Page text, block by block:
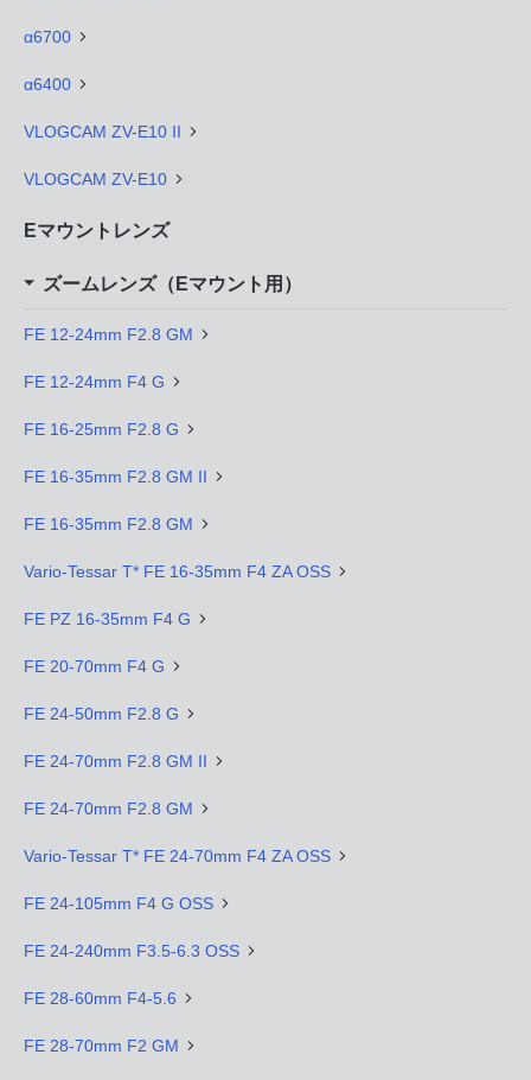
α6700
α6400
VLOGCAM ZV-E10 II
VLOGCAM ZV-E10
Eマウントレンズ
ズームレンズ（Eマウント用）
FE 12-24mm F2.8 GM
FE 12-24mm F4 G
FE 16-25mm F2.8 G
FE 16-35mm F2.8 GM II
FE 16-35mm F2.8 GM
Vario-Tessar T* FE 16-35mm F4 ZA OSS
FE PZ 16-35mm F4 G
FE 20-70mm F4 G
FE 24-50mm F2.8 G
FE 24-70mm F2.8 GM II
FE 24-70mm F2.8 GM
Vario-Tessar T* FE 24-70mm F4 ZA OSS
FE 24-105mm F4 G OSS
FE 24-240mm F3.5-6.3 OSS
FE 28-60mm F4-5.6
FE 28-70mm F2 GM